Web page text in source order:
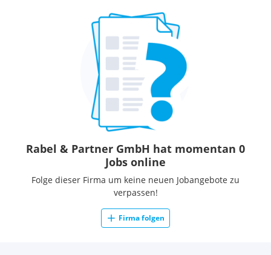
Rabel & Partner GmbH hat momentan 0
Jobs online
Folge dieser Firma um keine neuen Jobangebote zu
verpassen!
Firma folgen